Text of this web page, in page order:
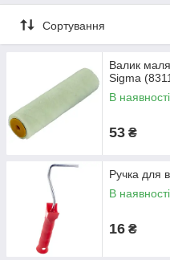
Сортування
Валик
Sigma
В наявності
53 ₴
Ручка для
В наявності
16 ₴